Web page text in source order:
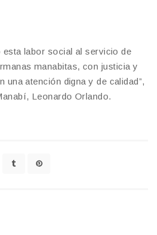
esta labor social al servicio de
manabitas, con justicia y
una atención digna y de calidad”,
Leonardo Orlando.